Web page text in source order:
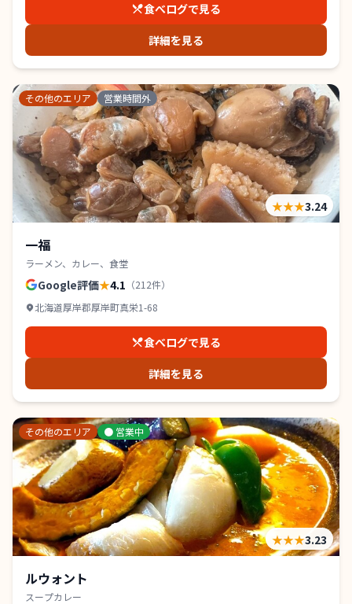
食べログで見る
詳細を見る
その他のエリア 営業時間外
★★★3.24
一福
ラーメン、カレー、食堂
Google評価★4.1 （212件）
北海道厚岸郡厚岸町真栄1-68
食べログで見る
詳細を見る
その他のエリア ● 営業中
★★★3.23
ルウォント
スープカレー